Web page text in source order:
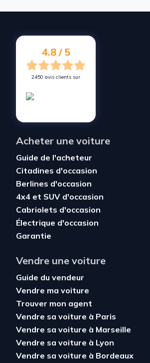
4.8 / 5
2450 avis clients sur
Acheter une voiture
Guide de l'acheteur
Citadines d'occasion
Berlines d'occasion
4x4 et SUV d'occasion
Cabriolets d'occasion
Électrique d'occasion
Garantie
Vendre une voiture
Guide du vendeur
Vendre ma voiture
Trouver mon agent
Vendre sa voiture à Paris
Vendre sa voiture à Marseille
Vendre sa voiture à Lyon
Vendre sa voiture à Bordeaux